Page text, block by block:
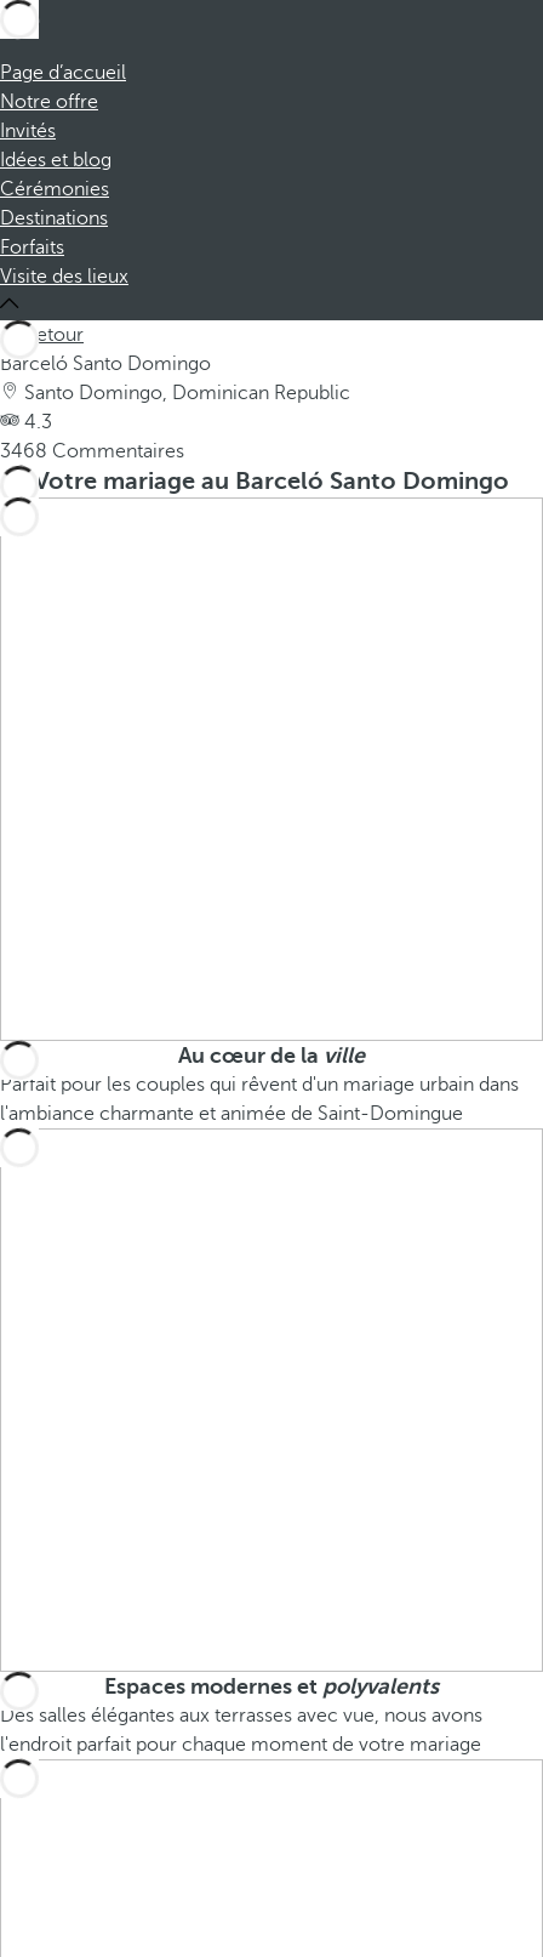
Page d’accueil
Notre offre
Invités
Idées et blog
Cérémonies
Destinations
Forfaits
Visite des lieux
Retour
Barceló Santo Domingo
Santo Domingo, Dominican Republic
4.3
3468 Commentaires
Votre mariage au Barceló Santo Domingo
Au cœur de la ville
Parfait pour les couples qui rêvent d'un mariage urbain dans
l'ambiance charmante et animée de Saint-Domingue
Espaces modernes et polyvalents
Des salles élégantes aux terrasses avec vue, nous avons
l'endroit parfait pour chaque moment de votre mariage